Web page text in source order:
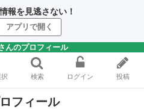
報を見逃さない！
アプリで開く
んのプロフィール
検索 ログイン 投稿
フィール